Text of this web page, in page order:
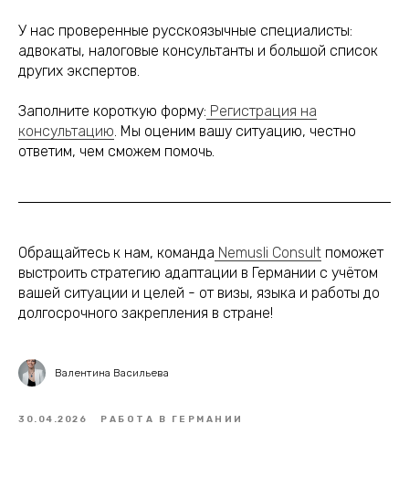
У нас проверенные русскоязычные специалисты:
адвокаты, налоговые консультанты и большой список
других экспертов.
Заполните короткую форму: Регистрация на
консультацию. Мы оценим вашу ситуацию, честно
ответим, чем сможем помочь.
Обращайтесь к нам, команда Nemusli Consult поможет
выстроить стратегию адаптации в Германии с учётом
вашей ситуации и целей - от визы, языка и работы до
долгосрочного закрепления в стране!
Валентина Васильева
30.04.2026 РАБОТА В ГЕРМАНИИ